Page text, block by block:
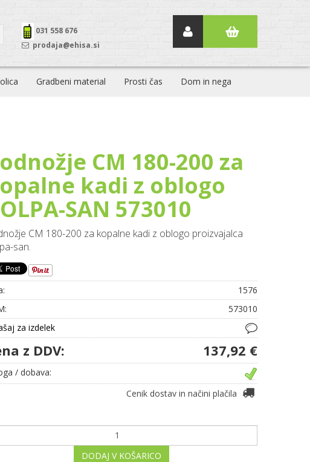
031 558 676
prodaja@ehisa.si
Gradbeni material Prosti čas Dom in nega
CM 180-200 za
kadi z oblogo
SAN 573010
CM 180-200 za kopalne kadi z oblogo proizvajalca
san.
1576
573010
za izdelek
z DDV: 137,92 €
/ dobava:
Cenik dostav in načini plačila
DODAJ V KOŠARICO